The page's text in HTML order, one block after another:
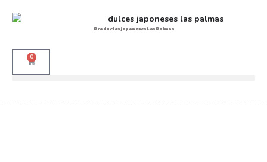
Productos japoneses Las Palmas
0